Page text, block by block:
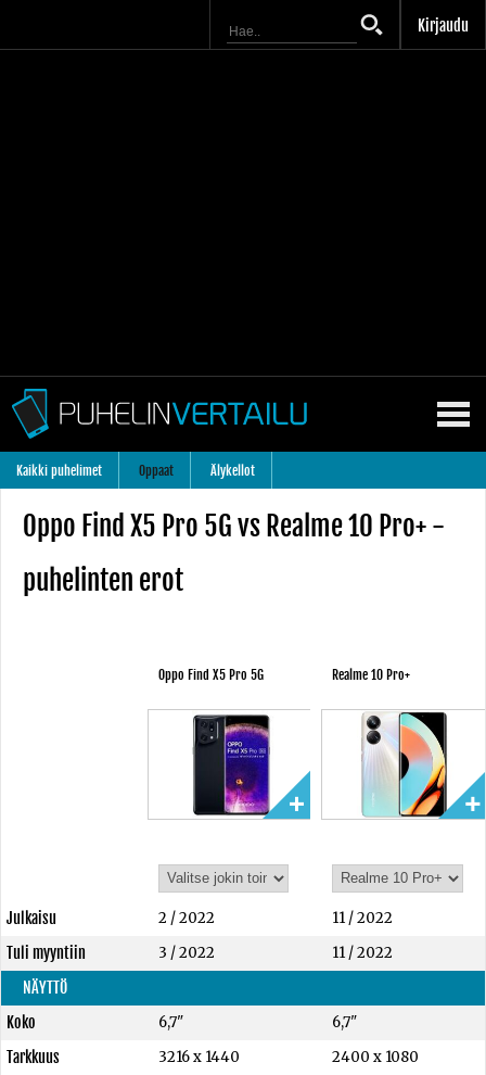
Kirjaudu
Kaikki puhelimet Oppaat Älykellot
Oppo Find X5 Pro 5G vs Realme 10 Pro+ -
puhelinten erot
Oppo Find X5 Pro 5G Realme 10 Pro+
Julkaisu 2 / 2022
11 / 2022
Tuli myyntiin
3 / 2022
11 / 2022
NÄYTTÖ
Koko
6,7"
6,7"
Tarkkuus
3216 x 1440
2400 x 1080